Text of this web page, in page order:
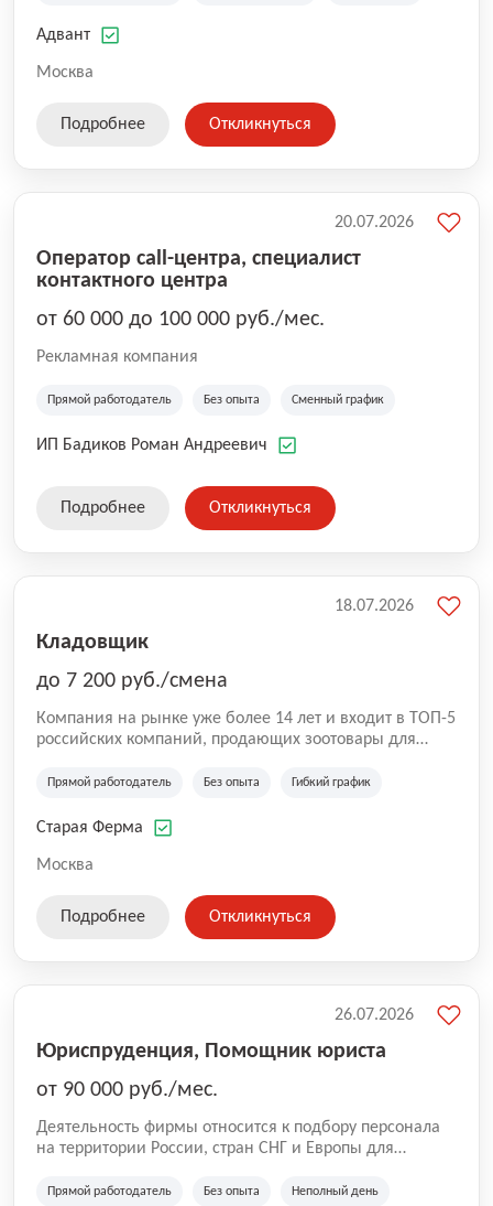
Казахстана и Беларуси, сотрудничая с компаниями из
Адвант
Москва
Подробнее Откликнуться
Оператор call-центра, специалист
контактного центра
от 60 000 до 100 000 руб./мес.
Рекламная компания
Прямой работодатель Без опыта Сменный график
ИП Бадиков Роман Андреевич
20.07.2026
Подробнее Откликнуться
Кладовщик
до 7 200 руб./смена
Компания на рынке уже более 14 лет и входит в ТОП-5
российских компаний, продающих зоотовары для
компания владеет 5 розничными магазинами, а также
России (Wildberries, Ozon, Яндекс. Маркет и
на глобальной доставке товаров по всей территории
SKU, премиальные бренды кормов и собственные
Прямой работодатель Без опыта Гибкий график
Старая Ферма
Москва
18.07.2026
Подробнее Откликнуться
Юриспруденция, Помощник юриста
от 90 000 руб./мес.
Деятельность фирмы относится к подбору персонала
на территории России, стран СНГ и Европы для
культуре и развлечениям, информационным
Прямой работодатель Без опыта Неполный день
26.07.2026